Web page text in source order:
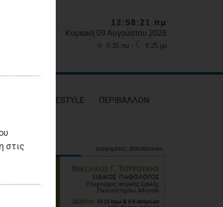
στις
12:58:22 πμ
Κυριακή 09 Αυγούστου 2026
☼ 6:35 πμ - ☾ 8:25 μμ
LIFESTYLE ΠΕΡΙΒΑΛΛΟΝ